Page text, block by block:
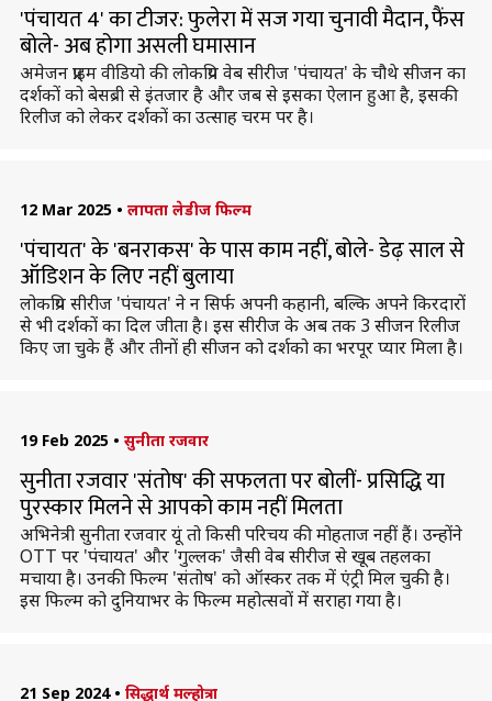
'पंचायत 4' का टीजर: फुलेरा में सज गया चुनावी मैदान, फैंस
बोले- अब होगा असली घमासान
अमेजन प्राइम वीडियो की लोकप्रिय वेब सीरीज 'पंचायत' के चौथे सीजन का
दर्शकों को बेसब्री से इंतजार है और जब से इसका ऐलान हुआ है, इसकी
रिलीज को लेकर दर्शकों का उत्साह चरम पर है।
12 Mar 2025 • लापता लेडीज फिल्म
'पंचायत' के 'बनराकस' के पास काम नहीं, बोले- डेढ़ साल से
ऑडिशन के लिए नहीं बुलाया
लोकप्रिय सीरीज 'पंचायत' ने न सिर्फ अपनी कहानी, बल्कि अपने किरदारों
से भी दर्शकों का दिल जीता है। इस सीरीज के अब तक 3 सीजन रिलीज
किए जा चुके हैं और तीनों ही सीजन को दर्शको का भरपूर प्यार मिला है।
19 Feb 2025 • सुनीता रजवार
सुनीता रजवार 'संतोष' की सफलता पर बोलीं- प्रसिद्धि या
पुरस्कार मिलने से आपको काम नहीं मिलता
अभिनेत्री सुनीता रजवार यूं तो किसी परिचय की मोहताज नहीं हैं। उन्होंने
OTT पर 'पंचायत' और 'गुल्लक' जैसी वेब सीरीज से खूब तहलका
मचाया है। उनकी फिल्म 'संतोष' को ऑस्कर तक में एंट्री मिल चुकी है।
इस फिल्म को दुनियाभर के फिल्म महोत्सवों में सराहा गया है।
21 Sep 2024 • सिद्धार्थ मल्होत्रा